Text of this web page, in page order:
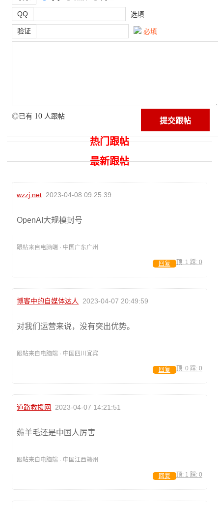
QQ 选填
验证 必填
◎已有 10 人跟帖
热门跟帖
最新跟帖
wzzj.net 2023-04-08 09:25:39
OpenAI大规模封号
跟帖来自电脑端 · 中国广东广州
顶: 1 踩: 0
回复
博客中的自媒体达人 2023-04-07 20:49:59
对我们运营来说，没有突出优势。
跟帖来自电脑端 · 中国四川宜宾
顶: 0 踩: 0
回复
道路救援网 2023-04-07 14:21:51
薅羊毛还是中国人厉害
跟帖来自电脑端 · 中国江西赣州
顶: 1 踩: 0
回复